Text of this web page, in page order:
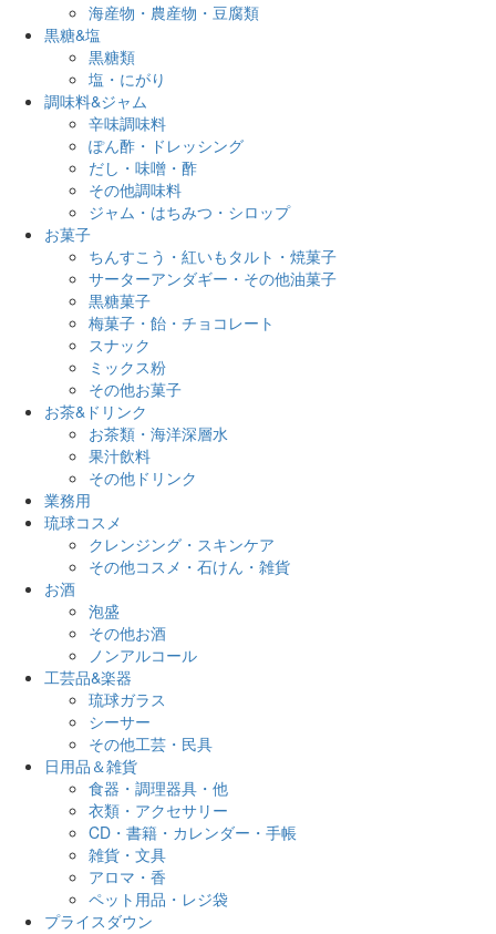
海産物・農産物・豆腐類
黒糖&塩
黒糖類
塩・にがり
調味料&ジャム
辛味調味料
ぽん酢・ドレッシング
だし・味噌・酢
その他調味料
ジャム・はちみつ・シロップ
お菓子
ちんすこう・紅いもタルト・焼菓子
サーターアンダギー・その他油菓子
黒糖菓子
梅菓子・飴・チョコレート
スナック
ミックス粉
その他お菓子
お茶&ドリンク
お茶類・海洋深層水
果汁飲料
その他ドリンク
業務用
琉球コスメ
クレンジング・スキンケア
その他コスメ・石けん・雑貨
お酒
泡盛
その他お酒
ノンアルコール
工芸品&楽器
琉球ガラス
シーサー
その他工芸・民具
日用品＆雑貨
食器・調理器具・他
衣類・アクセサリー
CD・書籍・カレンダー・手帳
雑貨・文具
アロマ・香
ペット用品・レジ袋
プライスダウン